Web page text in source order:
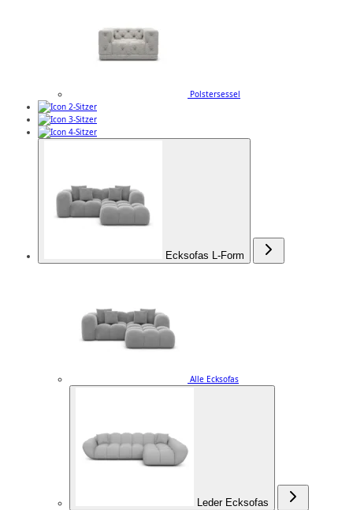
Polstersessel
2-Sitzer
3-Sitzer
4-Sitzer
Ecksofas L-Form
Alle Ecksofas
Leder Ecksofas